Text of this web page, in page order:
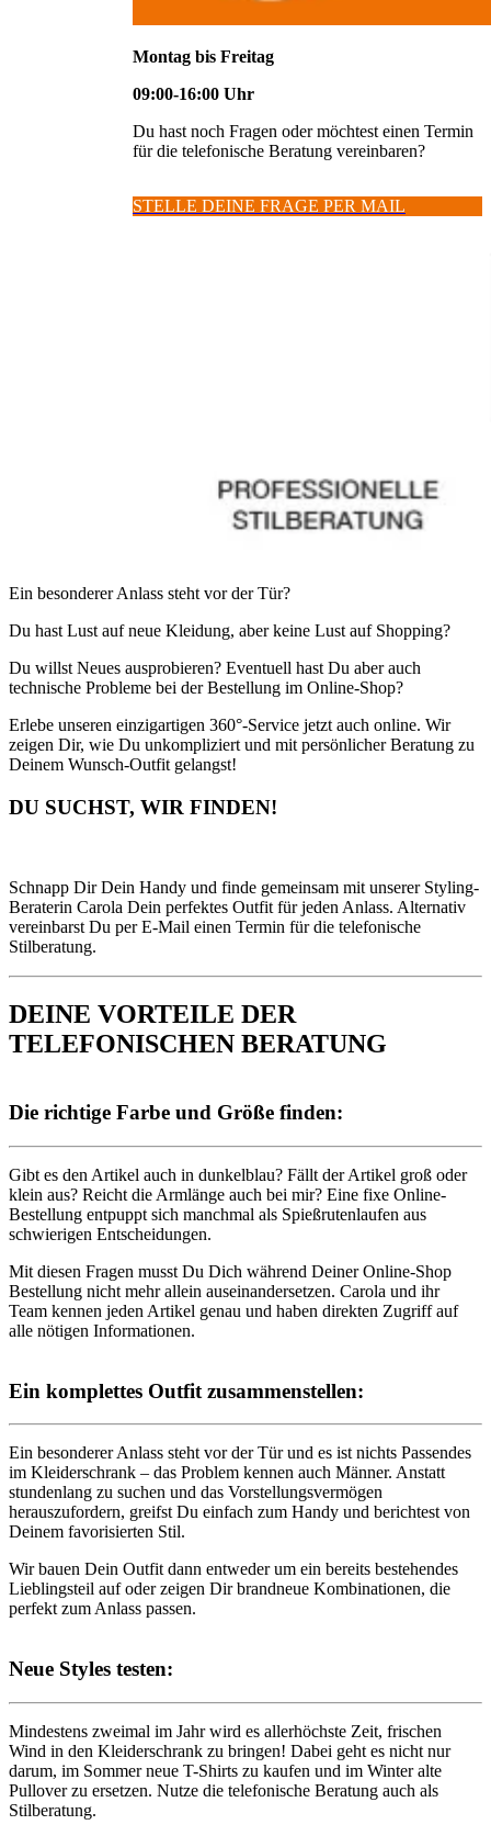
Montag bis Freitag
09:00-16:00 Uhr
Du hast noch Fragen oder möchtest einen Termin
für die telefonische Beratung vereinbaren?
STELLE DEINE FRAGE PER MAIL
Ein besonderer Anlass steht vor der Tür?
Du hast Lust auf neue Kleidung, aber keine Lust auf Shopping?
Du willst Neues ausprobieren? Eventuell hast Du aber auch
technische Probleme bei der Bestellung im Online-Shop?
Erlebe unseren einzigartigen 360°-Service jetzt auch online. Wir
zeigen Dir, wie Du unkompliziert und mit persönlicher Beratung zu
Deinem Wunsch-Outfit gelangst!
DU SUCHST, WIR FINDEN!
Schnapp Dir Dein Handy und finde gemeinsam mit unserer Styling-
Beraterin Carola Dein perfektes Outfit für jeden Anlass. Alternativ
vereinbarst Du per E-Mail einen Termin für die telefonische
Stilberatung.
DEINE VORTEILE DER
TELEFONISCHEN BERATUNG
Die richtige Farbe und Größe finden:
Gibt es den Artikel auch in dunkelblau? Fällt der Artikel groß oder
klein aus? Reicht die Armlänge auch bei mir? Eine fixe Online-
Bestellung entpuppt sich manchmal als Spießrutenlaufen aus
schwierigen Entscheidungen.
Mit diesen Fragen musst Du Dich während Deiner Online-Shop
Bestellung nicht mehr allein auseinandersetzen. Carola und ihr
Team kennen jeden Artikel genau und haben direkten Zugriff auf
alle nötigen Informationen.
Ein komplettes Outfit zusammenstellen:
Ein besonderer Anlass steht vor der Tür und es ist nichts Passendes
im Kleiderschrank – das Problem kennen auch Männer. Anstatt
stundenlang zu suchen und das Vorstellungsvermögen
herauszufordern, greifst Du einfach zum Handy und berichtest von
Deinem favorisierten Stil.
Wir bauen Dein Outfit dann entweder um ein bereits bestehendes
Lieblingsteil auf oder zeigen Dir brandneue Kombinationen, die
perfekt zum Anlass passen.
Neue Styles testen:
Mindestens zweimal im Jahr wird es allerhöchste Zeit, frischen
Wind in den Kleiderschrank zu bringen! Dabei geht es nicht nur
darum, im Sommer neue T-Shirts zu kaufen und im Winter alte
Pullover zu ersetzen. Nutze die telefonische Beratung auch als
Stilberatung.